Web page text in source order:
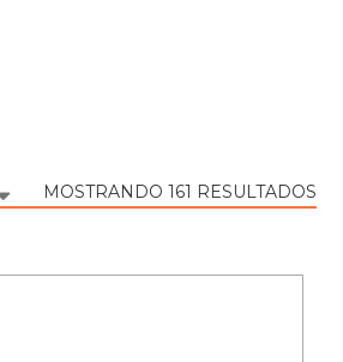
MOSTRANDO 161 RESULTADOS